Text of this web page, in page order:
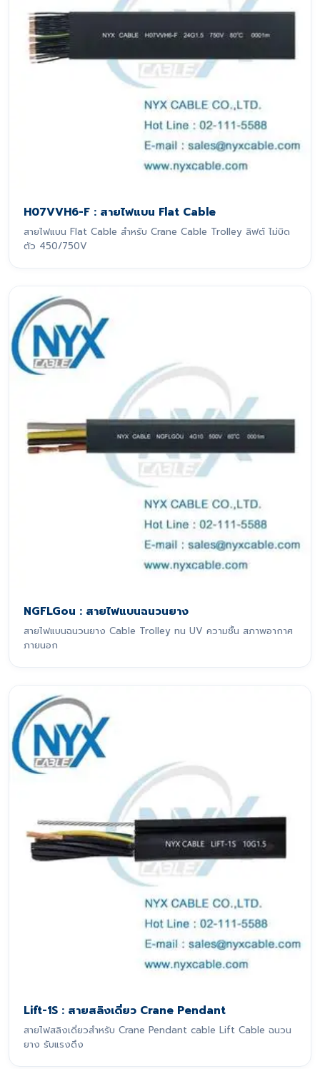
H07VVH6-F : สายไฟแบน Flat Cable
สายไฟแบน Flat Cable สำหรับ Crane Cable Trolley ลิฟต์ ไม่บิด
ตัว 450/750V
NGFLGou : สายไฟแบนฉนวนยาง
สายไฟแบนฉนวนยาง Cable Trolley ทน UV ความชื้น สภาพอากาศ
ภายนอก
Lift-1S : สายสลิงเดี่ยว Crane Pendant
สายไฟสลิงเดี่ยวสำหรับ Crane Pendant cable Lift Cable ฉนวน
ยาง รับแรงดึง